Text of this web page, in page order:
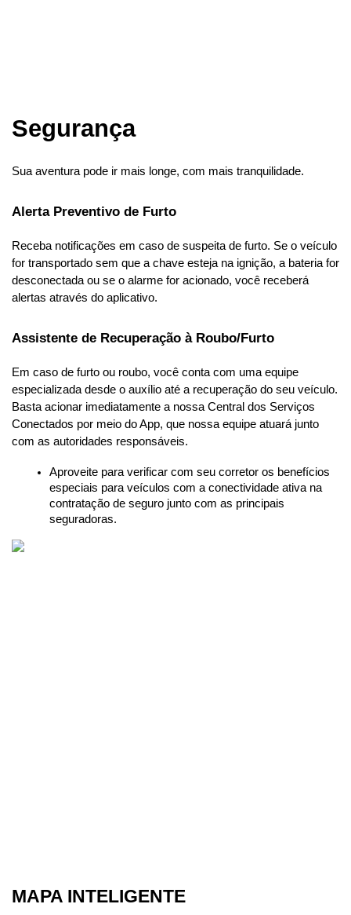
Segurança
Sua aventura pode ir mais longe, com mais tranquilidade.
Alerta Preventivo de Furto
Receba notificações em caso de suspeita de furto. Se o veículo
for transportado sem que a chave esteja na ignição, a bateria for
desconectada ou se o alarme for acionado, você receberá
alertas através do aplicativo.
Assistente de Recuperação à Roubo/Furto
Em caso de furto ou roubo, você conta com uma equipe
especializada desde o auxílio até a recuperação do seu veículo.
Basta acionar imediatamente a nossa Central dos Serviços
Conectados por meio do App, que nossa equipe atuará junto
com as autoridades responsáveis.
Aproveite para verificar com seu corretor os benefícios
especiais para veículos com a conectividade ativa na
contratação de seguro junto com as principais
seguradoras.
MAPA INTELIGENTE